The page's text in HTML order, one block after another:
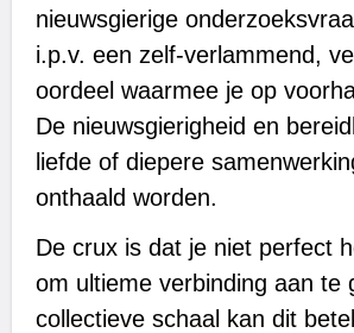
nieuwsgierige
i.p.v. een zelf-verlammend,
oordeel waarmee je op
De nieuwsgierigheid en
liefde of diepere
onthaald worden.
De crux is dat je niet perfect
om ultieme verbinding aan te
collectieve schaal kan dit